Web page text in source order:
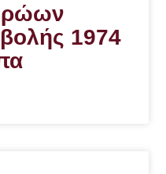
1974